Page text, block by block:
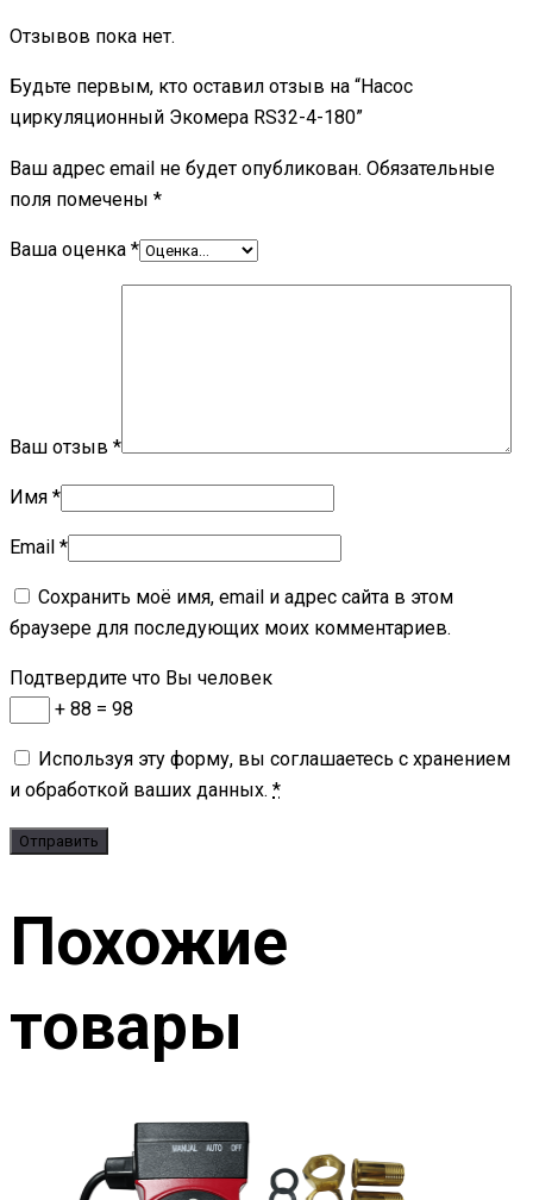
Отзывов пока нет.
Будьте первым, кто оставил отзыв на “Насос
циркуляционный Экомера RS32-4-180”
Ваш адрес email не будет опубликован. Обязательные
поля помечены *
Ваша оценка *
Ваш отзыв *
Имя *
Email *
Сохранить моё имя, email и адрес сайта в этом
браузере для последующих моих комментариев.
Подтвердите что Вы человек
+ 88 = 98
Используя эту форму, вы соглашаетесь с хранением
и обработкой ваших данных. *
Похожие
товары